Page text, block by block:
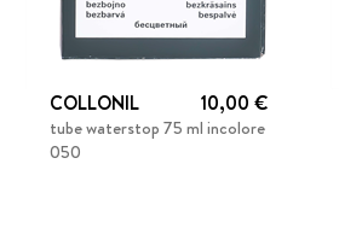
COLLONIL 10,00 €
tube waterstop 75 ml incolore
050